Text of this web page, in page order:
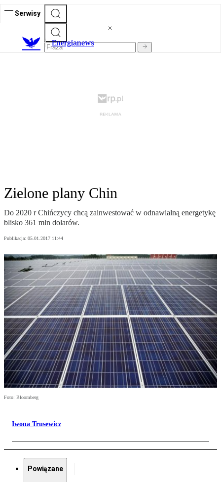
Serwisy
Energianews
Zielone plany Chin
Do 2020 r Chińczycy chcą zainwestować w odnawialną energetykę
blisko 361 mln dolarów.
Publikacja: 05.01.2017 11:44
Foto: Bloomberg
Iwona Trusewicz
Powiązane